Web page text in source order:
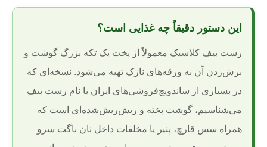
این دستور دقیقاً چه غذایی است؟
رست بیف کلاسیک معمولاً از پخت یک تکه بزرگ گوشت و
برش‌زدن آن به ورقه‌های نازک تهیه می‌شود. نسخه‌ای که
در بسیاری از ساندویچ‌فروشی‌های ایران با نام رست بیف
می‌شناسیم، گوشت پخته و ریش‌ریش‌شده‌ای است که
همراه سس قارچ، پنیر یا مخلفات داخل نان باگت سرو